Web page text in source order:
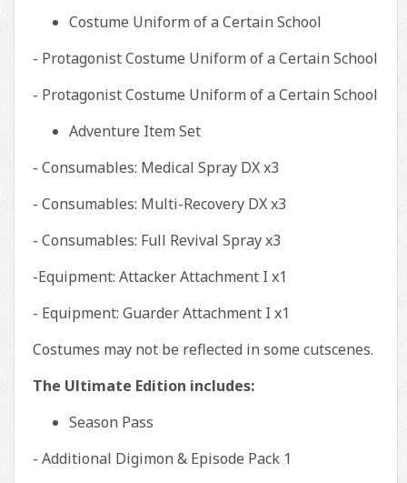
Costume Uniform of a Certain School
- Protagonist Costume Uniform of a Certain School
- Protagonist Costume Uniform of a Certain School
Adventure Item Set
- Consumables: Medical Spray DX x3
- Consumables: Multi-Recovery DX x3
- Consumables: Full Revival Spray x3
-Equipment: Attacker Attachment I x1
- Equipment: Guarder Attachment I x1
Costumes may not be reflected in some cutscenes.
The Ultimate Edition includes:
Season Pass
- Additional Digimon & Episode Pack 1